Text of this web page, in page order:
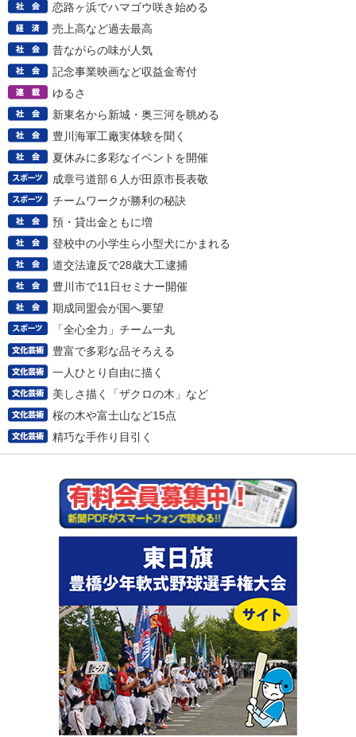
恋路ヶ浜でハマゴウ咲き始める
売上高など過去最高
昔ながらの味が人気
記念事業映画など収益金寄付
ゆるさ
新東名から新城・奥三河を眺める
豊川海軍工廠実体験を聞く
夏休みに多彩なイベントを開催
成章弓道部６人が田原市長表敬
チームワークが勝利の秘訣
預・貸出金ともに増
登校中の小学生ら小型犬にかまれる
道交法違反で28歳大工逮捕
豊川市で11日セミナー開催
期成同盟会が国へ要望
「全心全力」チーム一丸
豊富で多彩な品そろえる
一人ひとり自由に描く
美しさ描く「ザクロの木」など
桜の木や富士山など15点
精巧な手作り目引く